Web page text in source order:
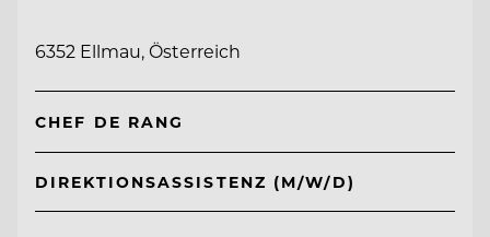
6352 Ellmau, Österreich
CHEF DE RANG
DIREKTIONSASSISTENZ (M/W/D)